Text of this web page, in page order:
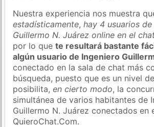
Nuestra experiencia nos muestra
estadísticamente,hay 4 usuarios
Guillermo N. Juárez online en el
por lo quete resultará bastante
algún usuario de Ingeniero
conectado en la sala de chat más
búsqueda, puesto que es un nivel
posibilita,en cierto modo, la
simultánea de varios habitantes de
Guillermo N. Juárez conectados en
QuieroChat.Com.